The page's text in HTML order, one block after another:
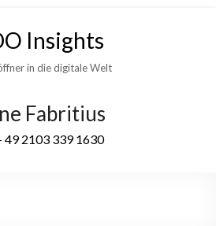
Insights
in die digitale Welt
Fabritius
49 2103 339 1630